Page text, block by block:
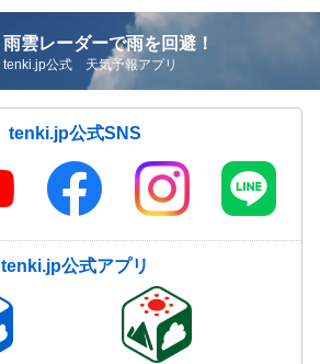
雨雲レーダーで雨を回避！
tenki.jp公式 天気予報アプリ
tenki.jp公式SNS
tenki.jp公式アプリ